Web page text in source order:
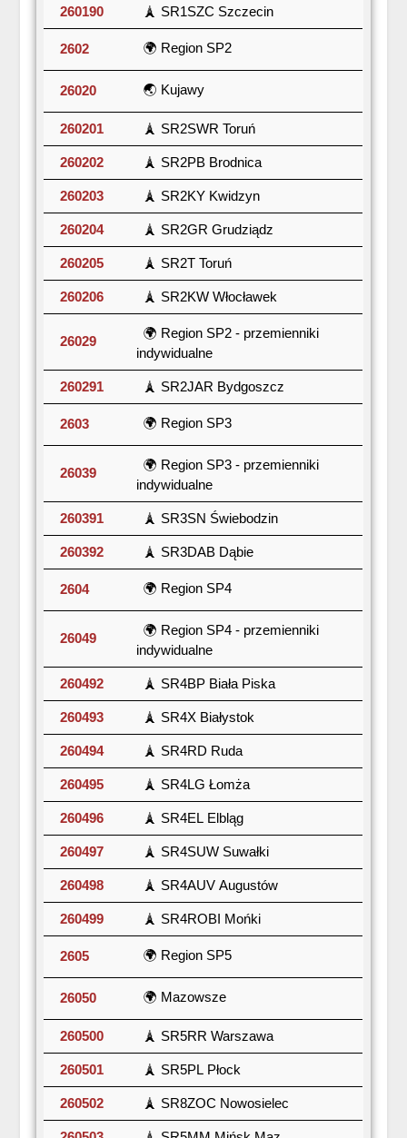
260190 🗼 SR1SZC Szczecin
2602 🌍 Region SP2
26020 🌏 Kujawy
260201 🗼 SR2SWR Toruń
260202 🗼 SR2PB Brodnica
260203 🗼 SR2KY Kwidzyn
260204 🗼 SR2GR Grudziądz
260205 🗼 SR2T Toruń
260206 🗼 SR2KW Włocławek
26029
🌍 Region SP2 - przemienniki
indywidualne
260291 🗼 SR2JAR Bydgoszcz
2603 🌍 Region SP3
26039
🌍 Region SP3 - przemienniki
indywidualne
260391 🗼 SR3SN Świebodzin
260392 🗼 SR3DAB Dąbie
2604 🌍 Region SP4
26049
🌍 Region SP4 - przemienniki
indywidualne
260492 🗼 SR4BP Biała Piska
260493 🗼 SR4X Białystok
260494 🗼 SR4RD Ruda
260495 🗼 SR4LG Łomża
260496 🗼 SR4EL Elbląg
260497 🗼 SR4SUW Suwałki
260498 🗼 SR4AUV Augustów
260499 🗼 SR4ROBI Mońki
2605 🌍 Region SP5
26050 🌍 Mazowsze
260500 🗼 SR5RR Warszawa
260501 🗼 SR5PL Płock
260502 🗼 SR8ZOC Nowosielec